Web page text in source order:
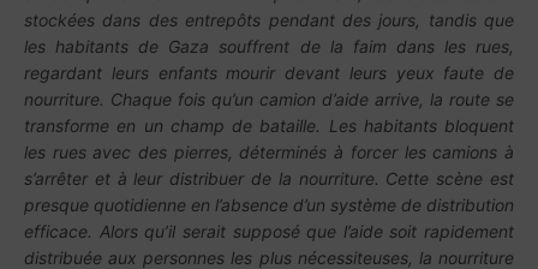
stockées dans des entrepôts pendant des jours, tandis que
les habitants de Gaza souffrent de la faim dans les rues,
regardant leurs enfants mourir devant leurs yeux faute de
nourriture. Chaque fois qu’un camion d’aide arrive, la route se
transforme en un champ de bataille. Les habitants bloquent
les rues avec des pierres, déterminés à forcer les camions à
s’arrêter et à leur distribuer de la nourriture. Cette scène est
presque quotidienne en l’absence d’un système de distribution
efficace. Alors qu’il serait supposé que l’aide soit rapidement
distribuée aux personnes les plus nécessiteuses, la nourriture